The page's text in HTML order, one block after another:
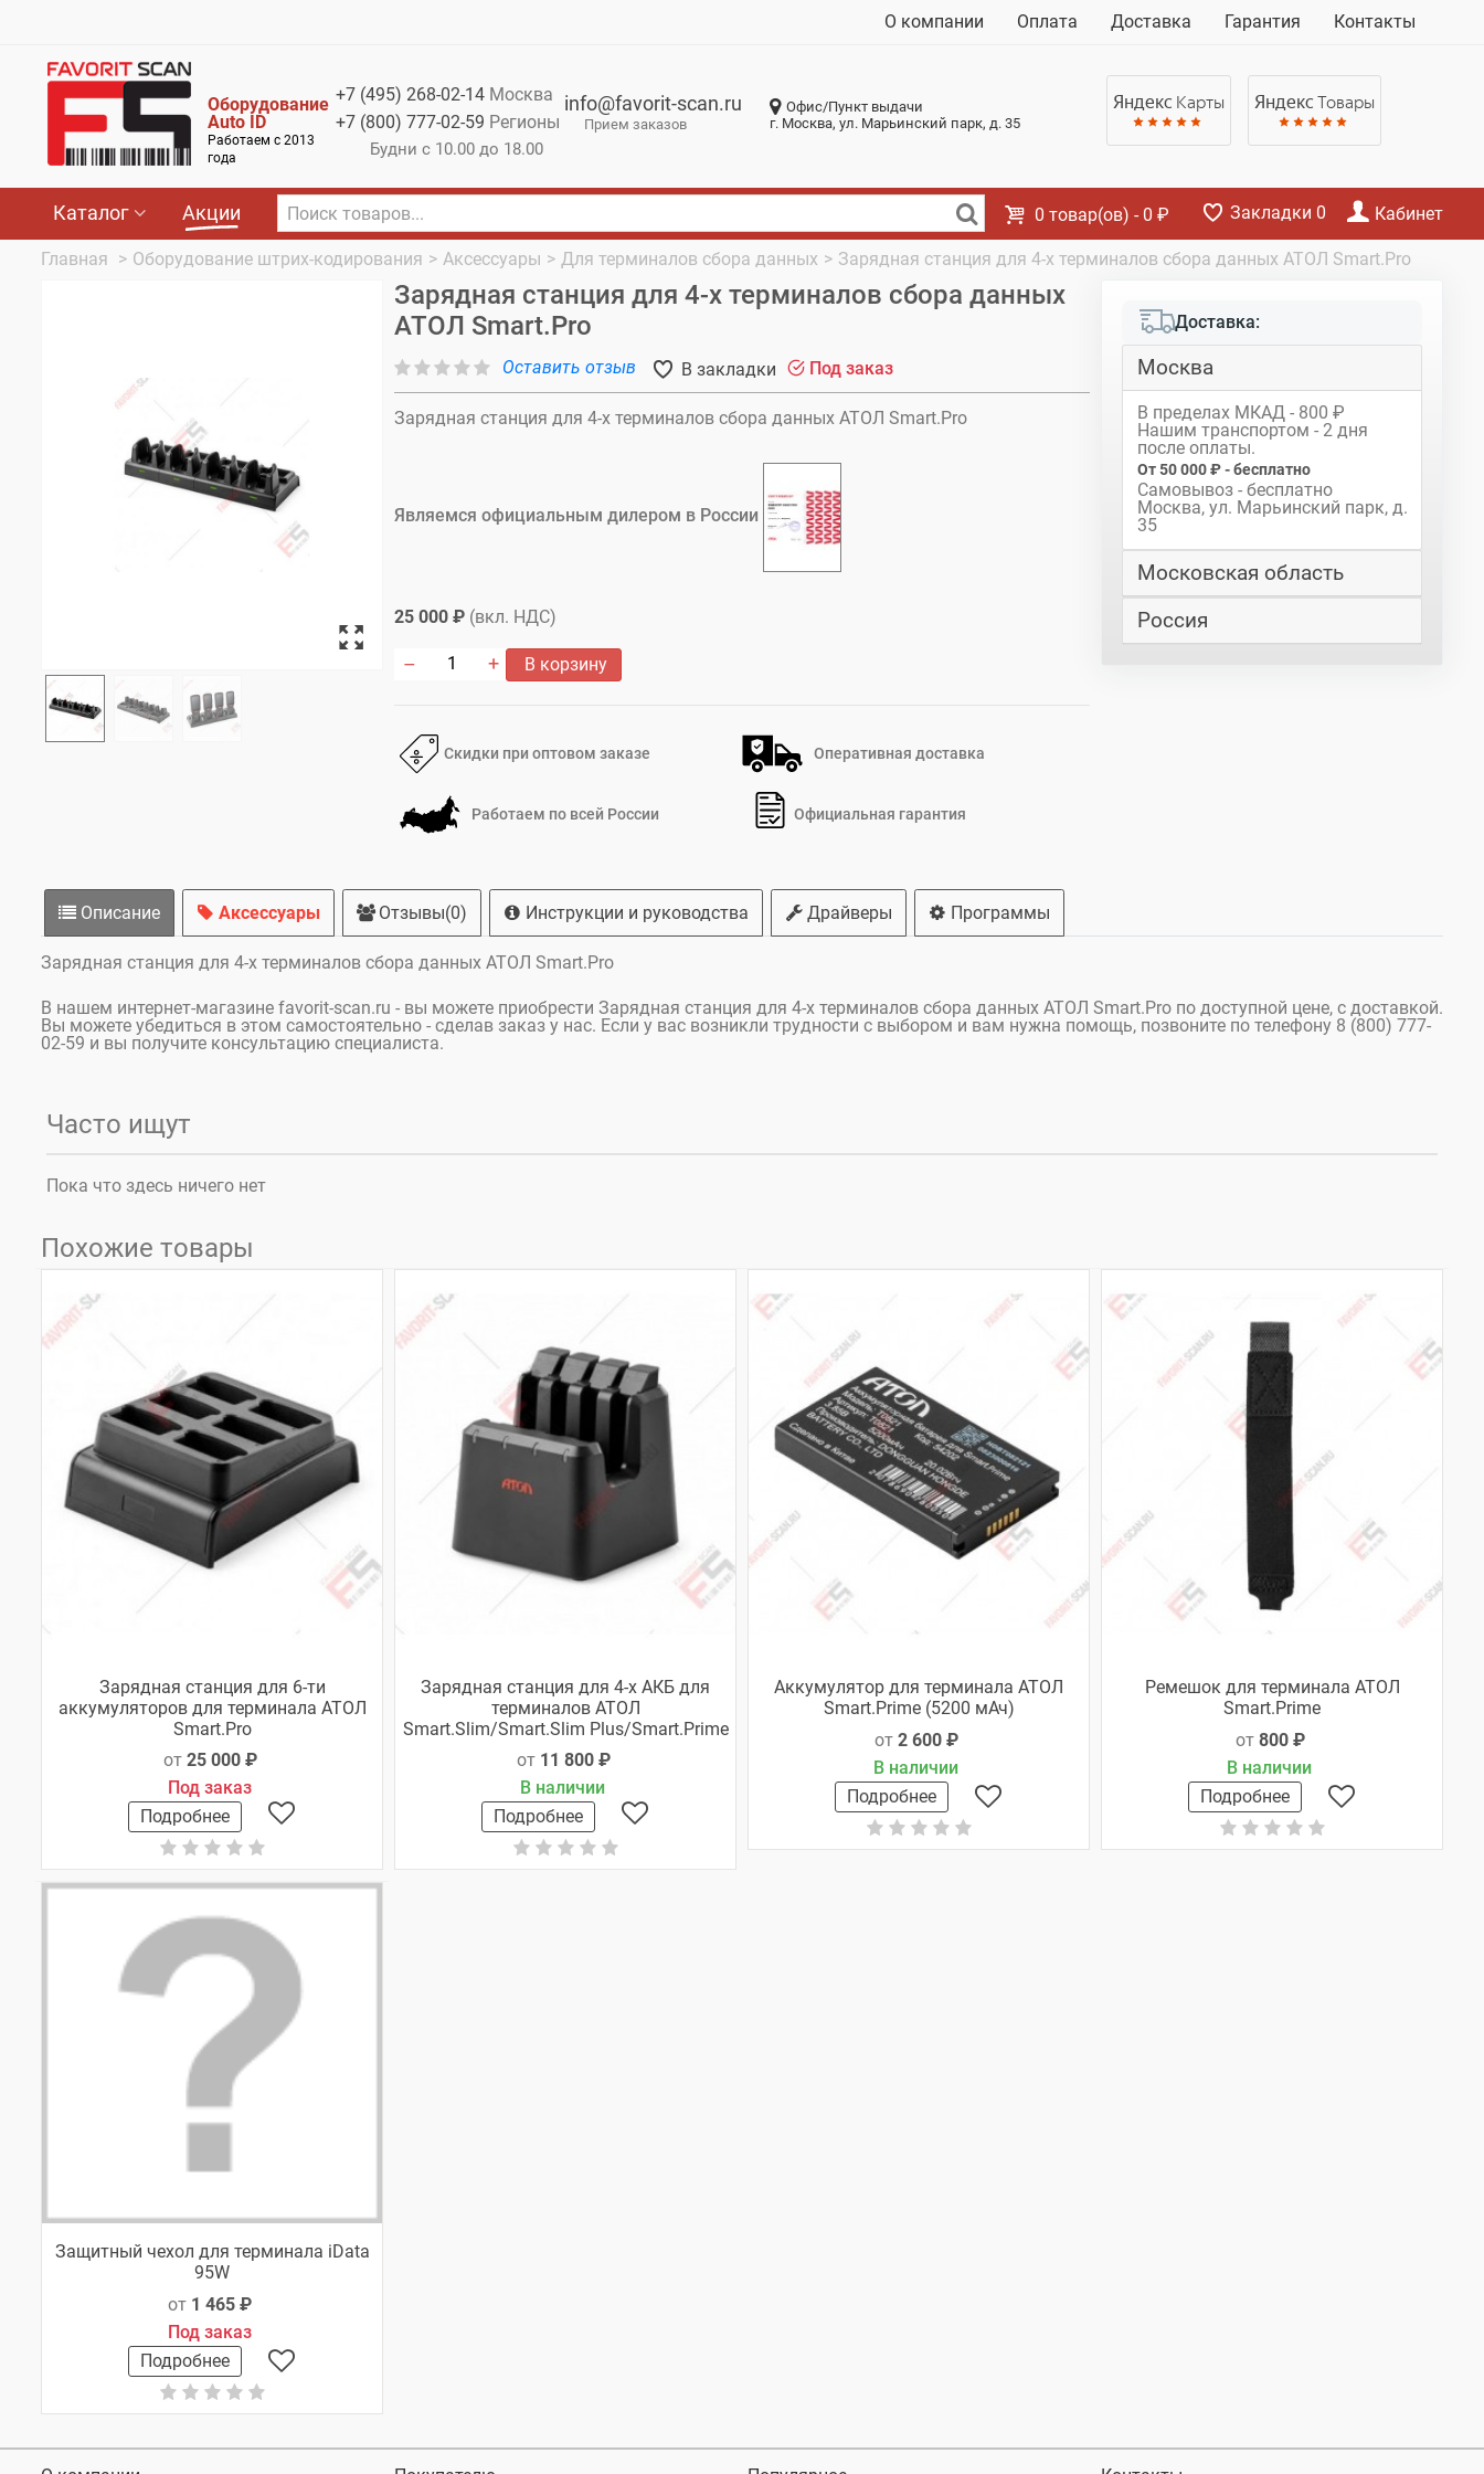
О компании Оплата Доставка Гарантия Контакты
Оборудование
Auto ID
Работаем с 2013
года
+7 (495) 268-02-14 Москва
+7 (800) 777-02-59 Регионы
Будни с 10.00 до 18.00
info@favorit-scan.ru
Прием заказов
Офис/Пункт выдачи
г. Москва, ул. Марьинский парк, д. 35
Яндекс Карты ЯндексТовары
Каталог Акции 0 товар(ов) - 0 ₽ Закладки 0 Кабинет
Главная > Оборудование штрих-кодирования > Аксессуары > Для терминалов сбора данных > Зарядная станция для 4-х терминалов сбора данных АТОЛ Smart.Pro
Зарядная станция для 4-х терминалов сбора данных
АТОЛ Smart.Pro
Оставить отзыв В закладки Под заказ
Зарядная станция для 4-х терминалов сбора данных АТОЛ Smart.Pro
Являемся официальным дилером в России
25 000 ₽ (вкл. НДС)
В корзину
Скидки при оптовом заказе Оперативная доставка
Работаем по всей России Официальная гарантия
Доставка:
Москва
В пределах МКАД - 800 ₽
Нашим транспортом - 2 дня
после оплаты.
От 50 000 ₽ - бесплатно
Самовывоз - бесплатно
Москва, ул. Марьинский парк, д.
35
Московская область
Россия
Описание Аксессуары Отзывы(0) Инструкции и руководства Драйверы Программы
Зарядная станция для 4-х терминалов сбора данных АТОЛ Smart.Pro
В нашем интернет-магазине favorit-scan.ru - вы можете приобрести Зарядная станция для 4-х терминалов сбора данных АТОЛ Smart.Pro по доступной цене, с доставкой.
Вы можете убедиться в этом самостоятельно - сделав заказ у нас. Если у вас возникли трудности с выбором и вам нужна помощь, позвоните по телефону 8 (800) 777-
02-59 и вы получите консультацию специалиста.
Часто ищут
Пока что здесь ничего нет
Похожие товары
Зарядная станция для 6-ти
аккумуляторов для терминала АТОЛ
Smart.Pro
от 25 000 ₽
Под заказ
Подробнее
Зарядная станция для 4-х АКБ для
терминалов АТОЛ
Smart.Slim/Smart.Slim Plus/Smart.Prime
от 11 800 ₽
В наличии
Подробнее
Аккумулятор для терминала АТОЛ
Smart.Prime (5200 мАч)
от 2 600 ₽
В наличии
Подробнее
Ремешок для терминала АТОЛ
Smart.Prime
от 800 ₽
В наличии
Подробнее
Защитный чехол для терминала iData
95W
от 1 465 ₽
Под заказ
Подробнее
Корзина
Нет товаров
Каталог
О компании
Оплата
Доставка